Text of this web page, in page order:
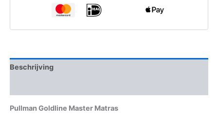
tot
€ 2.898,00
Beschrijving
Pullman Goldline Master Matras